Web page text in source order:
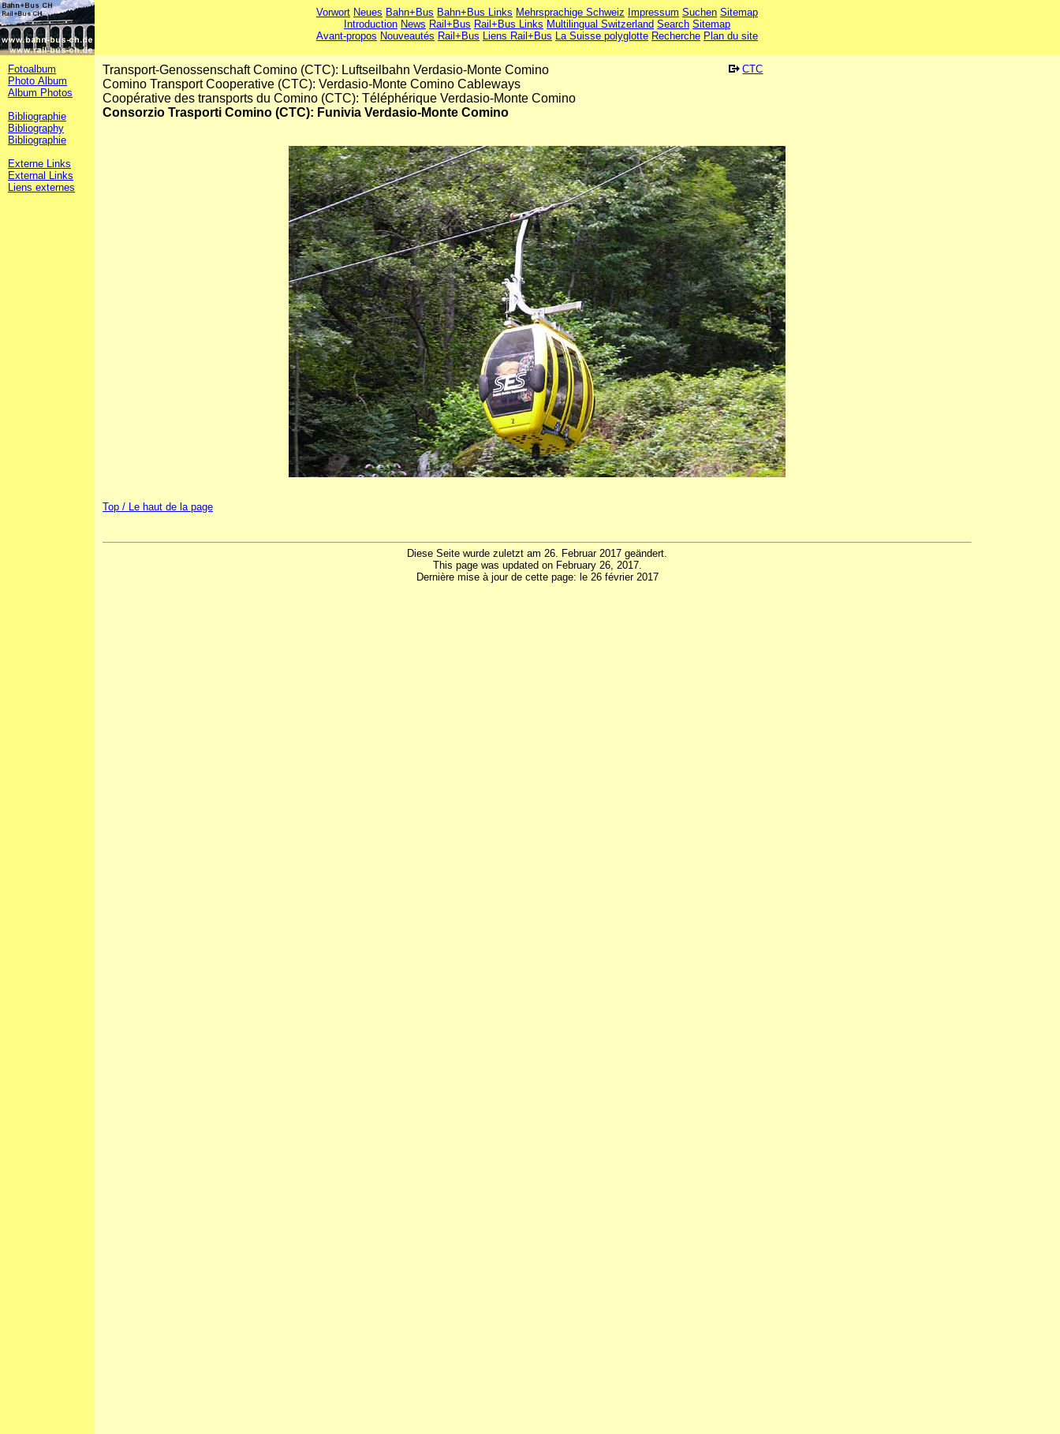
Vorwort Neues Bahn+Bus Bahn+Bus Links Mehrsprachige Schweiz Impressum Suchen Sitemap
Introduction News Rail+Bus Rail+Bus Links Multilingual Switzerland Search Sitemap
Avant-propos Nouveautés Rail+Bus Liens Rail+Bus La Suisse polyglotte Recherche Plan du site
Fotoalbum
Photo Album
Album Photos
Bibliographie
Bibliography
Bibliographie
Externe Links
External Links
Liens externes
Transport-Genossenschaft Comino (CTC): Luftseilbahn Verdasio-Monte Comino
Comino Transport Cooperative (CTC): Verdasio-Monte Comino Cableways
Coopérative des transports du Comino (CTC): Téléphérique Verdasio-Monte Comino
Consorzio Trasporti Comino (CTC): Funivia Verdasio-Monte Comino
CTC
Top / Le haut de la page
Diese Seite wurde zuletzt am 26. Februar 2017 geändert.
This page was updated on February 26, 2017.
Dernière mise à jour de cette page: le 26 février 2017